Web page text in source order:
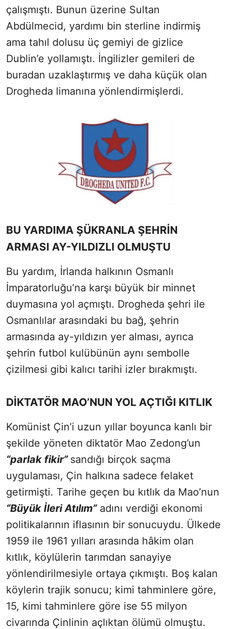
çalışmıştı. Bunun üzerine Sultan
Abdülmecid, yardımı bin sterline indirmiş
ama tahıl dolusu üç gemiyi de gizlice
Dublin’e yollamıştı. İngilizler gemileri de
buradan uzaklaştırmış ve daha küçük olan
Drogheda limanına yönlendirmişlerdi.
BU YARDIMA ŞÜKRANLA ŞEHRİN
ARMASI AY-YILDIZLI OLMUŞTU
Bu yardım, İrlanda halkının Osmanlı
İmparatorluğu’na karşı büyük bir minnet
duymasına yol açmıştı. Drogheda şehri ile
Osmanlılar arasındaki bu bağ, şehrin
armasında ay-yıldızın yer alması, ayrıca
şehrin futbol kulübünün aynı sembolle
çizilmesi gibi kalıcı tarihi izler bırakmıştı.
DİKTATÖR MAO’NUN YOL AÇTIĞI KITLIK
Komünist Çin’i uzun yıllar boyunca kanlı bir
şekilde yöneten diktatör Mao Zedong’un
“parlak fikir” sandığı birçok saçma
uygulaması, Çin halkına sadece felaket
getirmişti. Tarihe geçen bu kıtlık da Mao’nun
“Büyük İleri Atılım”adını verdiği ekonomi
politikalarının iflasının bir sonucuydu. Ülkede
1959 ile 1961 yılları arasında hâkim olan
kıtlık, köylülerin tarımdan sanayiye
yönlendirilmesiyle ortaya çıkmıştı. Boş kalan
köylerin trajik sonucu; kimi tahminlere göre,
15, kimi tahminlere göre ise 55 milyon
civarında Çinlinin açlıktan ölümü olmuştu.